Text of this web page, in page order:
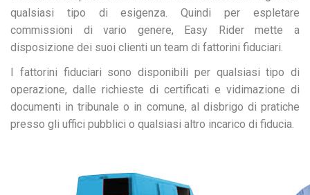
qualsiasi tipo di esigenza. Quindi per espletare
commissioni di vario genere, Easy Rider mette a
disposizione dei suoi clienti un team di fattorini fiduciari.
I fattorini fiduciari sono disponibili per qualsiasi tipo di
operazione, dalle richieste di certificati e vidimazione di
documenti in tribunale o in comune, al disbrigo di pratiche
presso gli uffici pubblici o qualsiasi altro incarico di fiducia.